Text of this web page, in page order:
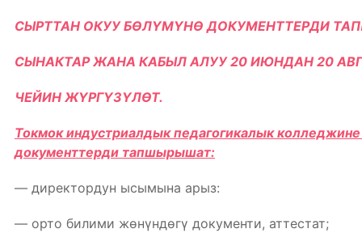
СЫРТТАН ОКУУ БѲЛҮМҮНѲ ДОКУМЕНТТЕРДИ
СЫНАКТАР ЖАНА КАБЫЛ АЛУУ20 ИЮНДАН 20
ЧЕЙИН ЖҮРГҮЗҮЛѲТ.
Токмок индустриалдык педагогикалык
документтерди тапшырышат:
— директордун ысымына арыз:
— орто билими жѳнүндѳгү документи, аттестат;